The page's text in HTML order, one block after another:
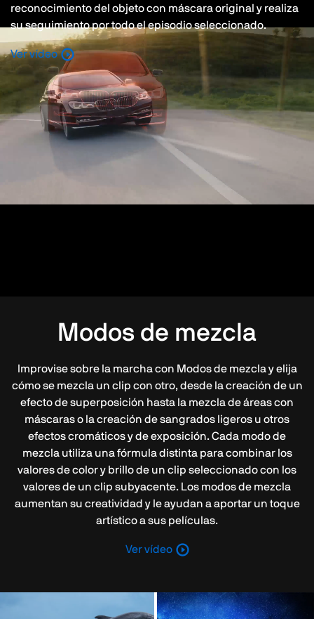
reconocimiento del objeto con máscara original y realiza
su seguimiento por todo el episodio seleccionado.
Ver vídeo
Modos de mezcla
Improvise sobre la marcha con Modos de mezcla y elija
cómo se mezcla un clip con otro, desde la creación de un
efecto de superposición hasta la mezcla de áreas con
máscaras o la creación de sangrados ligeros u otros
efectos cromáticos y de exposición. Cada modo de
mezcla utiliza una fórmula distinta para combinar los
valores de color y brillo de un clip seleccionado con los
valores de un clip subyacente. Los modos de mezcla
aumentan su creatividad y le ayudan a aportar un toque
artístico a sus películas.
Ver vídeo